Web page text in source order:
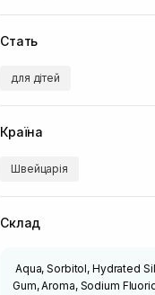
Стать
для дітей
Країна
Швейцарія
Склад
Aqua, Sorbitol, Hydrated
Gum, Aroma, Sodium